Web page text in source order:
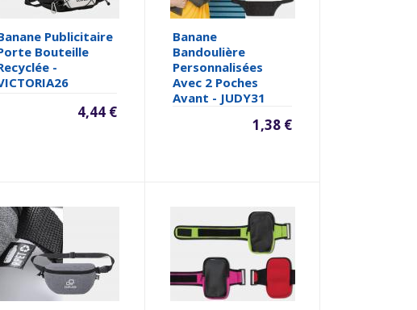
Publicitaire
Bouteille
-
4,44 €
Banane
Bandoulière
Personnalisées
Avec 2 Poches
Avant - JUDY31
1,38 €